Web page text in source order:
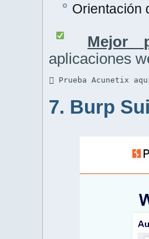
Orientación
Mejor
aplicaciones
 Prueba Acunetix
7. Burp